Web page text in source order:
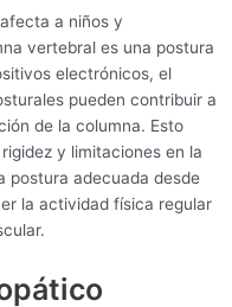
a niños y
vertebral es una postura
electrónicos, el
pueden contribuir a
de la columna. Esto
y limitaciones en la
postura adecuada desde
la actividad física regular